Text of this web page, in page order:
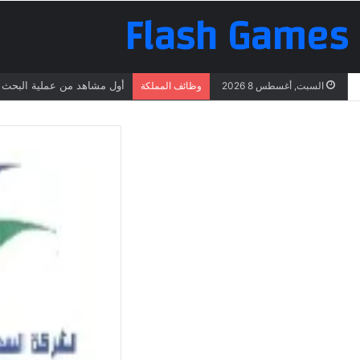
Flash Games
السبت, أغسطس 8 2026 وظائف المملكة أول مشاهد من عملية البحث